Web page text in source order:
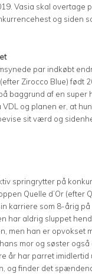
Vasia skal overtage
og siden
par indkøbt
Zirocco Blue) født
baggrund af en super
og planen er, at
sit værd og
springrytter på
Quelle d’Or (efter
karriere som 8-årig på
har aldrig sluppet
men han er opvokset
mor og søster også
år har parret
og finder det